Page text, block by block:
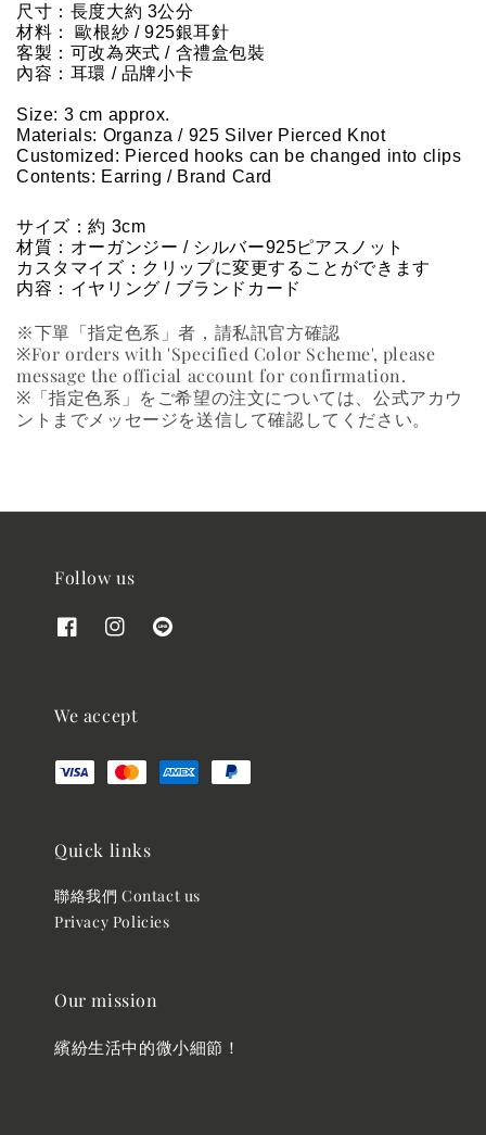
尺寸：長度大約 3公分
材料：
歐根紗 / 925銀耳針
客製：可改為夾式 / 含禮盒包裝
內容：耳環 / 品牌小卡
Size: 3 cm approx.
Materials: Organza / 925 Silver Pierced Knot
Customized: Pierced hooks can be changed into clips
Contents: Earring / Brand Card
サイズ：約 3cm
材質： オーガンジー / シルバー925ピアスノット
カスタマイズ：クリップに変更することができます
内容：イヤリング / ブランドカード
※下單「指定色系」者，請私訊官方確認
※For orders with 'Specified Color Scheme', please
message the official account for confirmation.
※「指定色系」をご希望の注文については、公式アカウ
ントまでメッセージを送信して確認してください。
Follow us
We accept
Quick links
聯絡我們 Contact us
Privacy Policies
Our mission
繽紛生活中的微小細節！